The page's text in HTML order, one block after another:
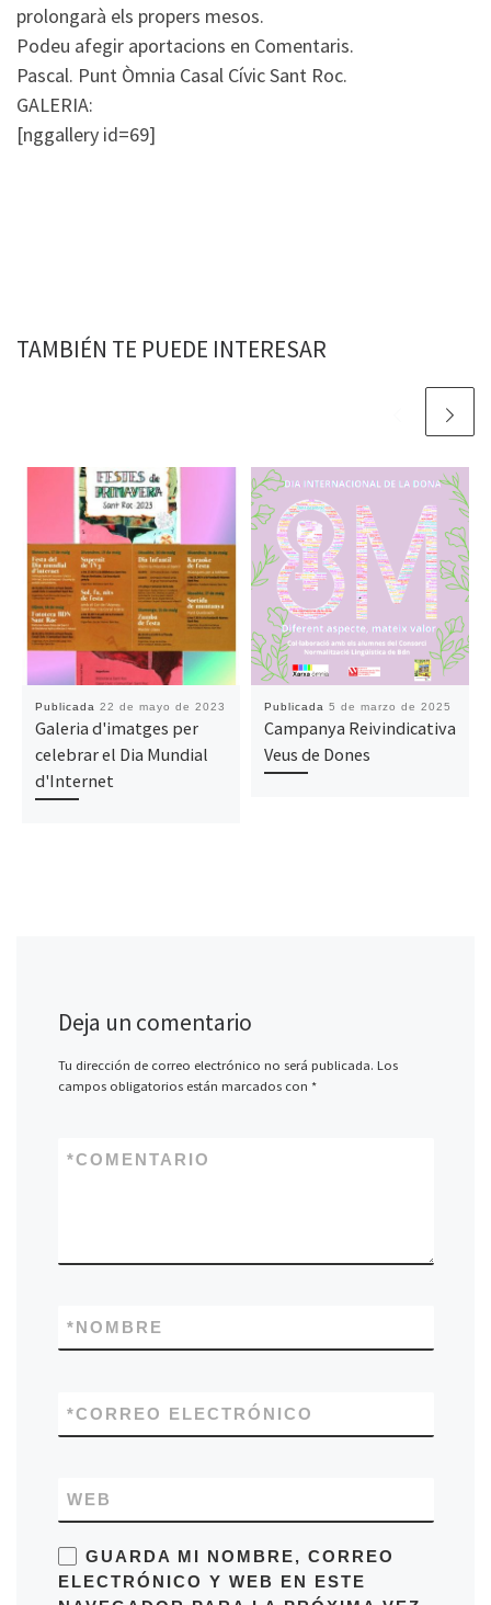
prolongarà els propers mesos.
Podeu afegir aportacions en Comentaris.
Pascal. Punt Òmnia Casal Cívic Sant Roc.
GALERIA:
[nggallery id=69]
TAMBIÉN TE PUEDE INTERESAR
Publicada 22 de mayo de 2023
Galeria d'imatges per
celebrar el Dia Mundial
d'Internet
Publicada 5 de marzo de 2025
Campanya Reivindicativa
Veus de Dones
Deja un comentario
Tu dirección de correo electrónico no será publicada. Los
campos obligatorios están marcados con *
COMENTARIO
*
NOMBRE
*
CORREO ELECTRÓNICO
*
WEB
GUARDA MI NOMBRE, CORREO
ELECTRÓNICO Y WEB EN ESTE